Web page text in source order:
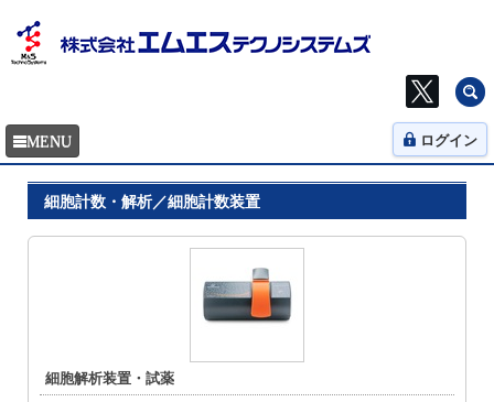
ログイン
細胞計数・解析／細胞計数装置
細胞解析装置・試薬